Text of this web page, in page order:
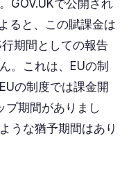
GOV.UKで公開され
ると、この賦課金は
期間としての報告
。これは、EUの制
の制度では課金開
プ期間がありまし
うな猶予期間はあり